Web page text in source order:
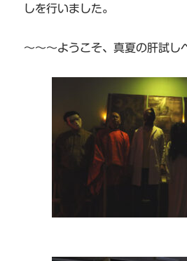
しを行いました。
～～～ようこそ、真夏の肝試し